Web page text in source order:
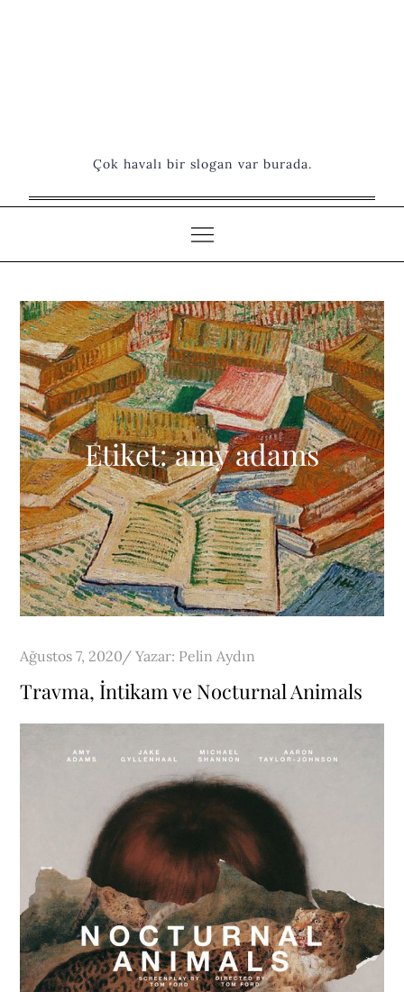
Çok havalı bir slogan var burada.
Etiket:amy adams
Posted
on
Ağustos 7, 2020 Yazar: Pelin Aydın
Travma, İntikam ve Nocturnal Animals